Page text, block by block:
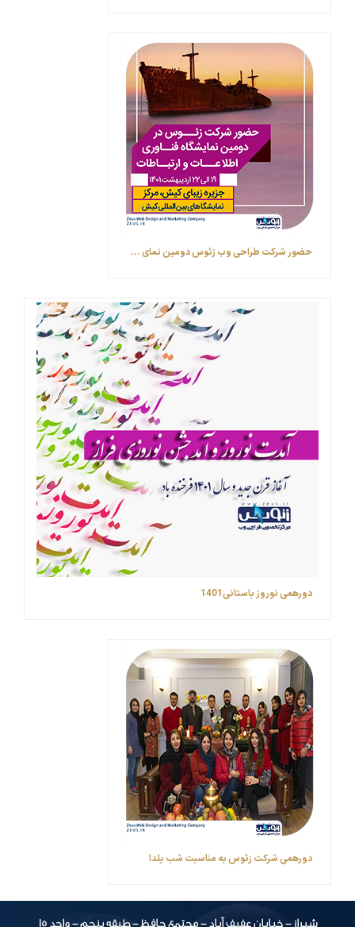
حضور شرکت طراحی وب زئوس ‎دومین نمای ...
دورهمی نوروز باستانی1401
دورهمی شرکت زئوس به مناسبت شب یلدا